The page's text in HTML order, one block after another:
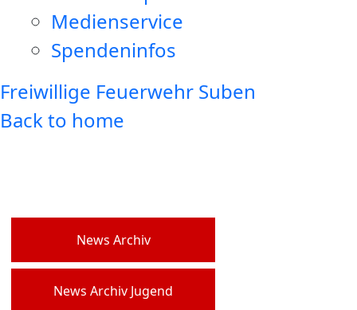
Medienservice
Spendeninfos
Freiwillige Feuerwehr Suben
Back to home
News Archiv
News Archiv Jugend